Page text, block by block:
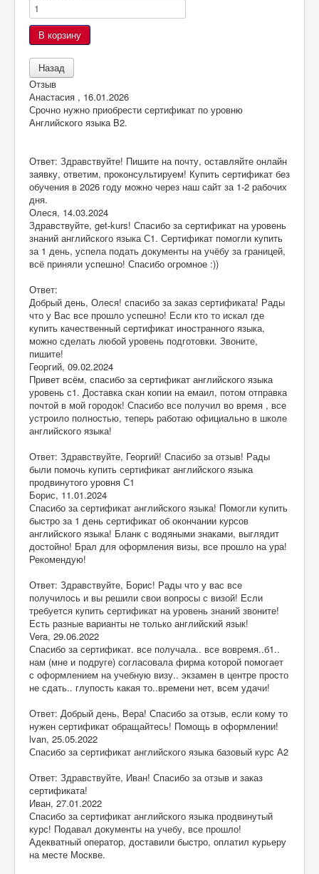
Отзыв
Анастасия , 16.01.2026
Срочно нужно приобрести сертификат по уровню
Английского языка B2.
Ответ: Здравствуйте! Пишите на почту, оставляйте онлайн
заявку, ответим, проконсультируем! Купить сертификат без
обучения в 2026 году можно через наш сайт за 1-2 рабочих
дня.
Олеся, 14.03.2024
Здравствуйте, get-kurs! Спасибо за сертификат на уровень
знаний английского языка С1. Сертификат помогли купить
за 1 день, успела подать документы на учёбу за границей,
всё приняли успешно! Спасибо огромное :))
Ответ:
Добрый день, Олеся! спасибо за заказ сертификата! Рады
что у Вас все прошло успешно! Если кто то искал где
купить качественный сертификат иностранного языка,
можно сделать любой уровень подготовки. Звоните,
пишите!
Георгий, 09.02.2024
Привет всём, спасибо за сертификат английского языка
уровень с1. Доставка скан копии на емаил, потом отправка
почтой в мой городок! Спасибо все получил во время , все
устроило полностью, теперь работаю официально в школе
английского языка!
Ответ: Здравствуйте, Георгий! Спасибо за отзыв! Рады
были помочь купить сертификат английского языка
продвинутого уровня С1
Борис, 11.01.2024
Спасибо за сертификат английского языка! Помогли купить
быстро за 1 день сертификат об окончании курсов
английского языка! Бланк с водяными знаками, выглядит
достойно! Брал для оформления визы, все прошло на ура!
Рекомендую!
Ответ: Здравствуйте, Борис! Рады что у вас все
получилось и вы решили свои вопросы с визой! Если
требуется купить сертификат на уровень знаний звоните!
Есть разные варианты не только английский язык!
Vera, 29.06.2022
Спасибо за сертификат. все получала.. все вовремя..б1..
нам (мне и подруге) согласовала фирма которой помогает
с оформлением на учебную визу.. экзамен в центре просто
не сдать.. глупость какая то..времени нет, всем удачи!
Ответ: Добрый день, Вера! Спасибо за отзыв, если кому то
нужен сертификат обращайтесь! Помощь в оформлении!
lvan, 25.05.2022
Спасибо за сертификат английского языка базовый курс А2
Ответ: Здравствуйте, Иван! Спасибо за отзыв и заказ
сертификата!
Иван, 27.01.2022
Спасибо за сертификат английского языка продвинутый
курс! Подавал документы на учебу, все прошло!
Адекватный оператор, доставили быстро, оплатил курьеру
на месте Москве.